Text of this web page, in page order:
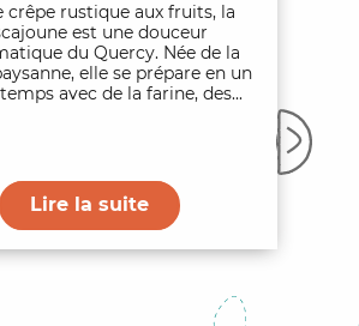
crêpe rustique aux fruits, la
est une douceur
du Quercy. Née de la
elle se prépare en un
avec de la farine, des...
Lire la suite